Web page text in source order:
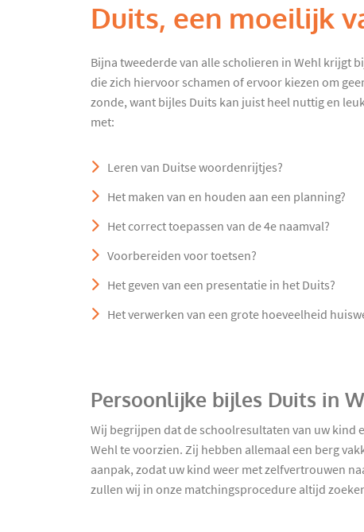
Duits, een moeilijk
Bijna tweederde van alle scholieren in Wehl krijgt
die zich hiervoor schamen of ervoor kiezen om
zonde, want bijles Duits kan juist heel nuttig en
met:
Leren van Duitse woordenrijtjes?
Het maken van en houden aan een planning?
Het correct toepassen van de 4e naamval?
Voorbereiden voor toetsen?
Het geven van een presentatie in het Duits?
Het verwerken van een grote hoeveelheid
Persoonlijke bijles Duits in
Wij begrijpen dat de schoolresultaten van uw kind
Wehl te voorzien. Zij hebben allemaal een berg
aanpak, zodat uw kind weer met zelfvertrouwen
zullen wij in onze matchingsprocedure altijd